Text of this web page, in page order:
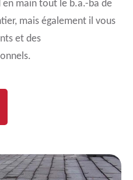
main tout le b.a.-ba de
mais également il vous
et des